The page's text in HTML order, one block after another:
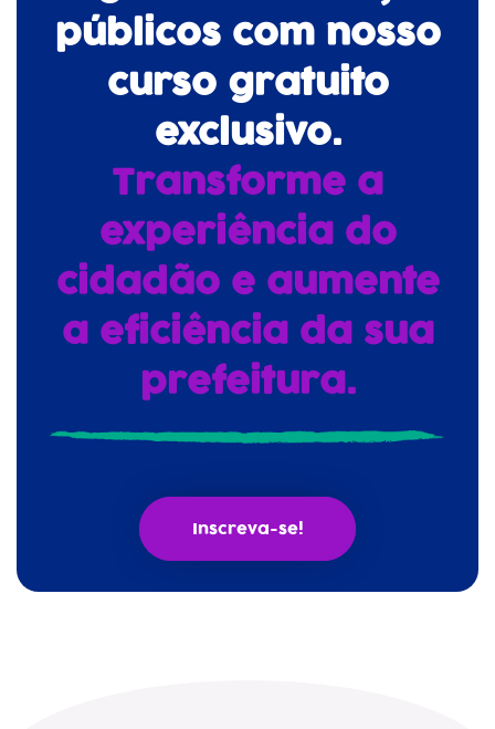
públicos com nosso
curso gratuito
exclusivo.
Transforme a
experiência do
cidadão e aumente
a eficiência da sua
prefeitura.
Inscreva-se!